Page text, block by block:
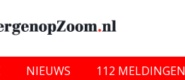
NIEUWS 112 MELDINGEN